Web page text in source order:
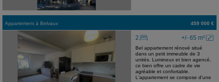
Appartement à Belvaux 459 000 €
+/- 65 m²
2
Bel appartement rénové situé
dans un petit immeuble de 3
unités. Lumineux et bien agencé,
ce bien offre un cadre de vie
agréable et confortable.
L'appartement se compose d'une